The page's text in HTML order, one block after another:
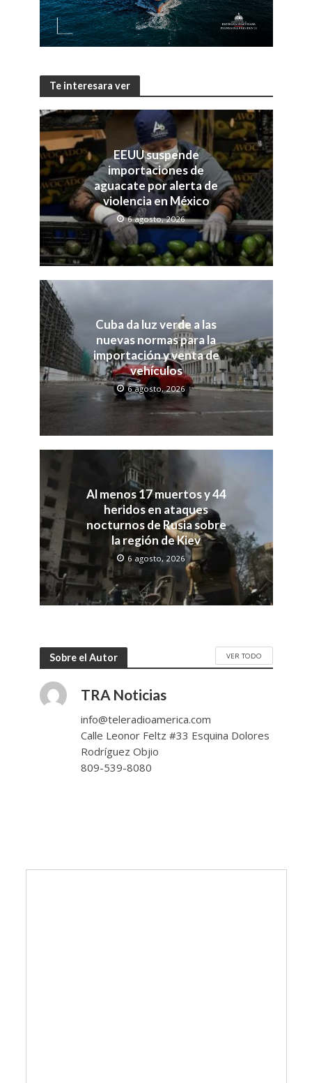
Te interesara ver
EEUU suspende
importaciones de
aguacate por alerta de
violencia en México
6 agosto, 2026
Cuba da luz verde a las
nuevas normas para la
importación y venta de
vehículos
6 agosto, 2026
Al menos 17 muertos y 44
heridos en ataques
nocturnos de Rusia sobre
la región de Kiev
6 agosto, 2026
Sobre el Autor VER TODO
TRA Noticias
info@teleradioamerica.com
Calle Leonor Feltz #33 Esquina Dolores
Rodríguez Objio
809-539-8080